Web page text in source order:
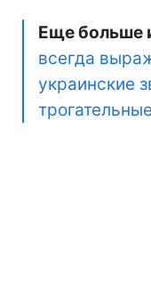
Еще больше
всегда
украинские